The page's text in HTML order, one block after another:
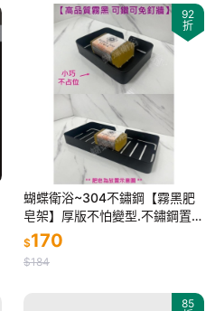
92
折
蝴蝶衛浴~304不鏽鋼【霧黑肥
皂架】厚版不怕變型.不鏽鋼置物
架.不鏽鋼肥皂盤.黑色皂盤
$170
$184
85